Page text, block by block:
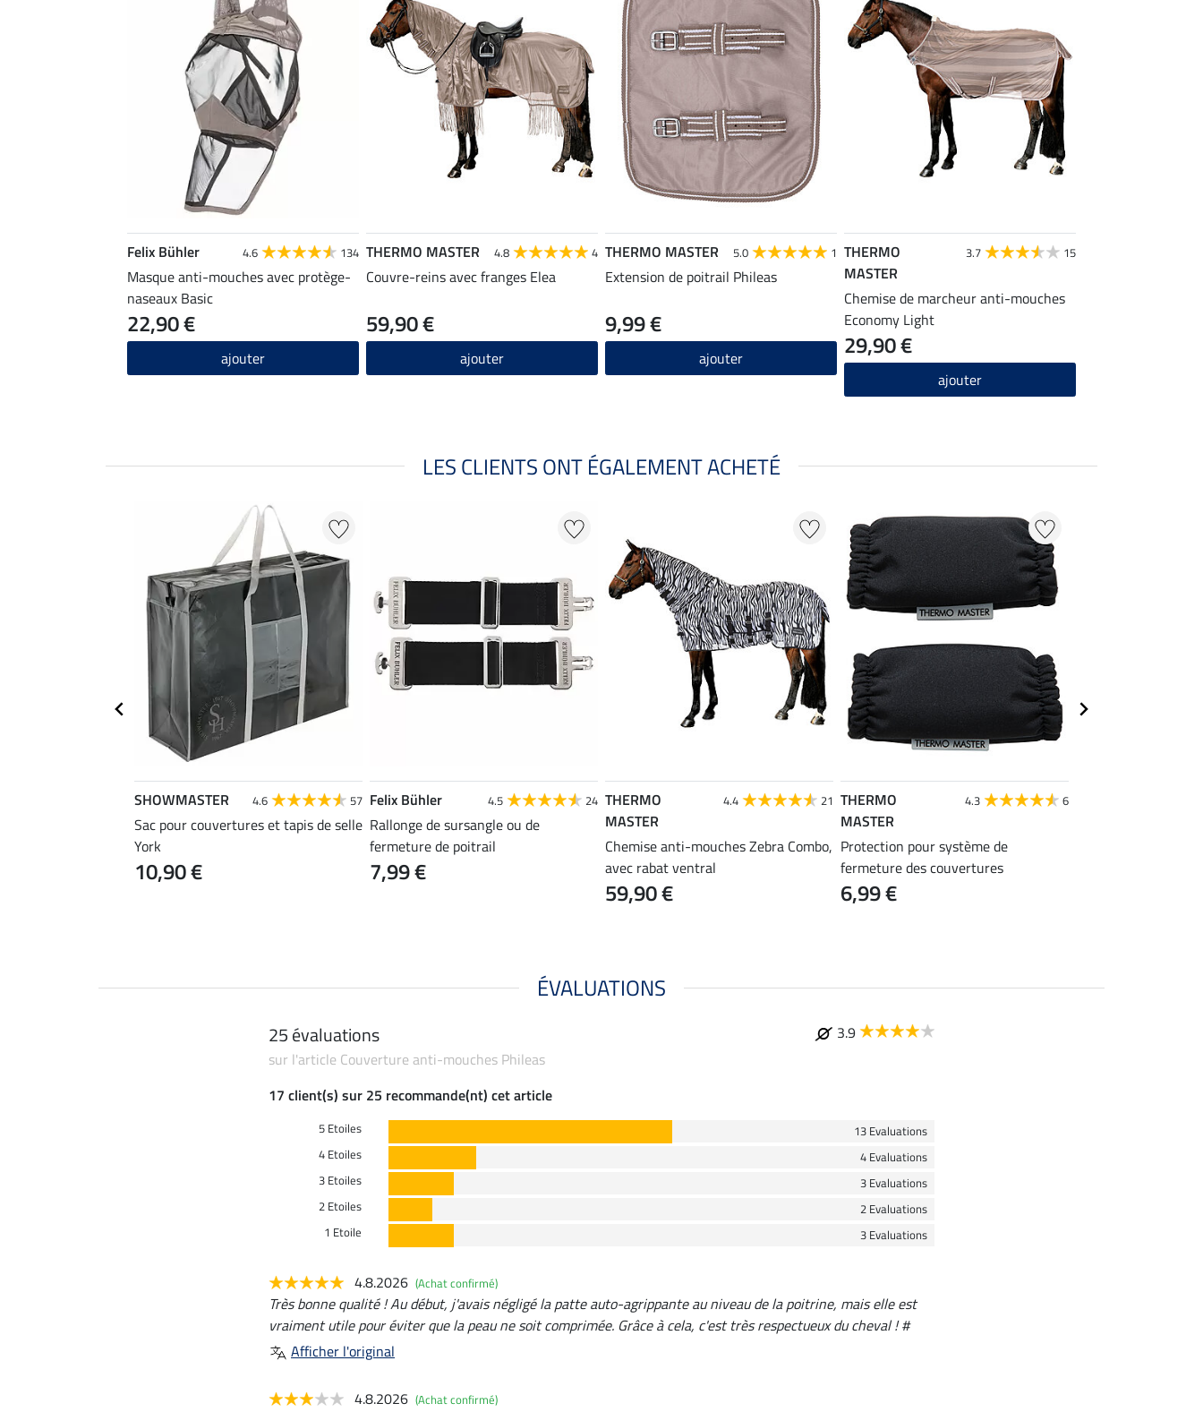
Felix Bühler 4.6 134
Masque anti-mouches avec protège-
naseaux Basic
22,90 €
ajouter
THERMO MASTER 4.8 4
Couvre-reins avec franges Elea
59,90 €
ajouter
THERMO MASTER 5.0 1
Extension de poitrail Phileas
9,99 €
ajouter
THERMO
MASTER
3.7 15
Chemise de marcheur anti-mouches
Economy Light
29,90 €
ajouter
LES CLIENTS ONT ÉGALEMENT ACHETÉ
SHOWMASTER 4.6 57
Sac pour couvertures et tapis de selle
York
10,90 €
Felix Bühler 4.5 24
Rallonge de sursangle ou de
fermeture de poitrail
7,99 €
THERMO
MASTER
4.4 21
Chemise anti-mouches Zebra Combo,
avec rabat ventral
59,90 €
THERMO
MASTER
4.3 6
Protection pour système de
fermeture des couvertures
6,99 €
ÉVALUATIONS
25 évaluations
3.9
sur l'article Couverture anti-mouches Phileas
17 client(s) sur 25 recommande(nt) cet article
5 Etoiles
13 Evaluations
4 Etoiles
4 Evaluations
3 Etoiles
3 Evaluations
2 Etoiles
2 Evaluations
1 Etoile
3 Evaluations
4.8.2026 (Achat confirmé)
Très bonne qualité ! Au début, j'avais négligé la patte auto-agrippante au niveau de la poitrine, mais elle est
vraiment utile pour éviter que la peau ne soit comprimée. Grâce à cela, c'est très respectueux du cheval ! #
Afficher l'original
4.8.2026 (Achat confirmé)